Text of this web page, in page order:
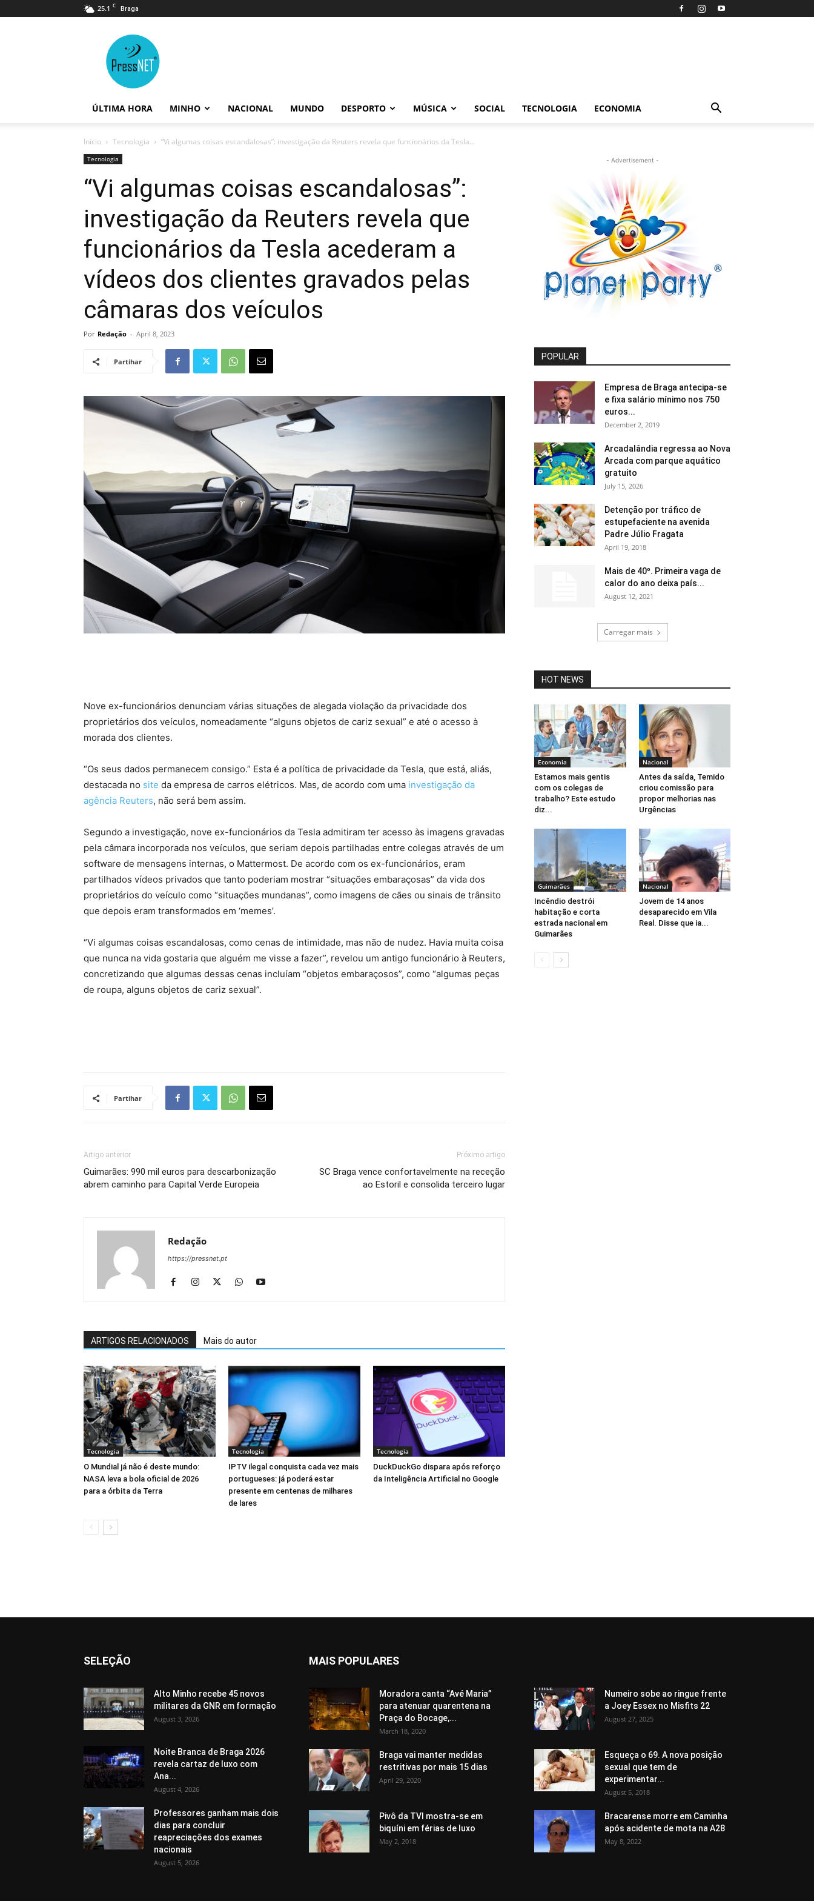
25.1 C Braga
ÚLTIMA HORA MINHO NACIONAL MUNDO DESPORTO MÚSICA SOCIAL TECNOLOGIA ECONOMIA
Início Tecnologia “Vi algumas coisas escandalosas”: investigação da Reuters revela que funcionários da Tesla...
Tecnologia
“Vi algumas coisas escandalosas”:
investigação da Reuters revela que
funcionários da Tesla acederam a
vídeos dos clientes gravados pelas
câmaras dos veículos
Por Redação - April 8, 2023
Partihar
Nove ex-funcionários denunciam várias situações de alegada violação da privacidade dos
proprietários dos veículos, nomeadamente “alguns objetos de cariz sexual” e até o acesso à
morada dos clientes.
“Os seus dados permanecem consigo.” Esta é a política de privacidade da Tesla, que está, aliás,
destacada no site da empresa de carros elétricos. Mas, de acordo com uma investigação da
agência Reuters, não será bem assim.
Segundo a investigação, nove ex-funcionários da Tesla admitiram ter acesso às imagens gravadas
pela câmara incorporada nos veículos, que seriam depois partilhadas entre colegas através de um
software de mensagens internas, o Mattermost. De acordo com os ex-funcionários, eram
partilhados vídeos privados que tanto poderiam mostrar “situações embaraçosas” da vida dos
proprietários do veículo como “situações mundanas”, como imagens de cães ou sinais de trânsito
que depois eram transformados em ‘memes’.
“Vi algumas coisas escandalosas, como cenas de intimidade, mas não de nudez. Havia muita coisa
que nunca na vida gostaria que alguém me visse a fazer”, revelou um antigo funcionário à Reuters,
concretizando que algumas dessas cenas incluíam “objetos embaraçosos”, como “algumas peças
de roupa, alguns objetos de cariz sexual”.
Partihar
Artigo anterior
Guimarães: 990 mil euros para descarbonização
abrem caminho para Capital Verde Europeia
Próximo artigo
SC Braga vence confortavelmente na receção
ao Estoril e consolida terceiro lugar
Redação
https://pressnet.pt
ARTIGOS RELACIONADOS Mais do autor
Tecnologia
O Mundial já não é deste mundo:
NASA leva a bola oficial de 2026
para a órbita da Terra
Tecnologia
IPTV ilegal conquista cada vez mais
portugueses: já poderá estar
presente em centenas de milhares
de lares
Tecnologia
DuckDuckGo dispara após reforço
da Inteligência Artificial no Google
- Advertisement -
POPULAR
Empresa de Braga antecipa-se
e fixa salário mínimo nos 750
euros...
December 2, 2019
Arcadalândia regressa ao Nova
Arcada com parque aquático
gratuito
July 15, 2026
Detenção por tráfico de
estupefaciente na avenida
Padre Júlio Fragata
April 19, 2018
Mais de 40º. Primeira vaga de
calor do ano deixa país...
August 12, 2021
Carregar mais
HOT NEWS
Economia
Estamos mais gentis
com os colegas de
trabalho? Este estudo
diz...
Nacional
Antes da saída, Temido
criou comissão para
propor melhorias nas
Urgências
Guimarães
Incêndio destrói
habitação e corta
estrada nacional em
Guimarães
Nacional
Jovem de 14 anos
desaparecido em Vila
Real. Disse que ia...
SELEÇÃO
Alto Minho recebe 45 novos
militares da GNR em formação
August 3, 2026
Noite Branca de Braga 2026
revela cartaz de luxo com
Ana...
August 4, 2026
Professores ganham mais dois
dias para concluir
reapreciações dos exames
nacionais
August 5, 2026
MAIS POPULARES
Moradora canta “Avé Maria”
para atenuar quarentena na
Praça do Bocage,...
March 18, 2020
Numeiro sobe ao ringue frente
a Joey Essex no Misfits 22
August 27, 2025
Braga vai manter medidas
restritivas por mais 15 dias
April 29, 2020
Esqueça o 69. A nova posição
sexual que tem de
experimentar...
August 5, 2018
Pivô da TVI mostra-se em
biquíni em férias de luxo
May 2, 2018
Bracarense morre em Caminha
após acidente de mota na A28
May 8, 2022